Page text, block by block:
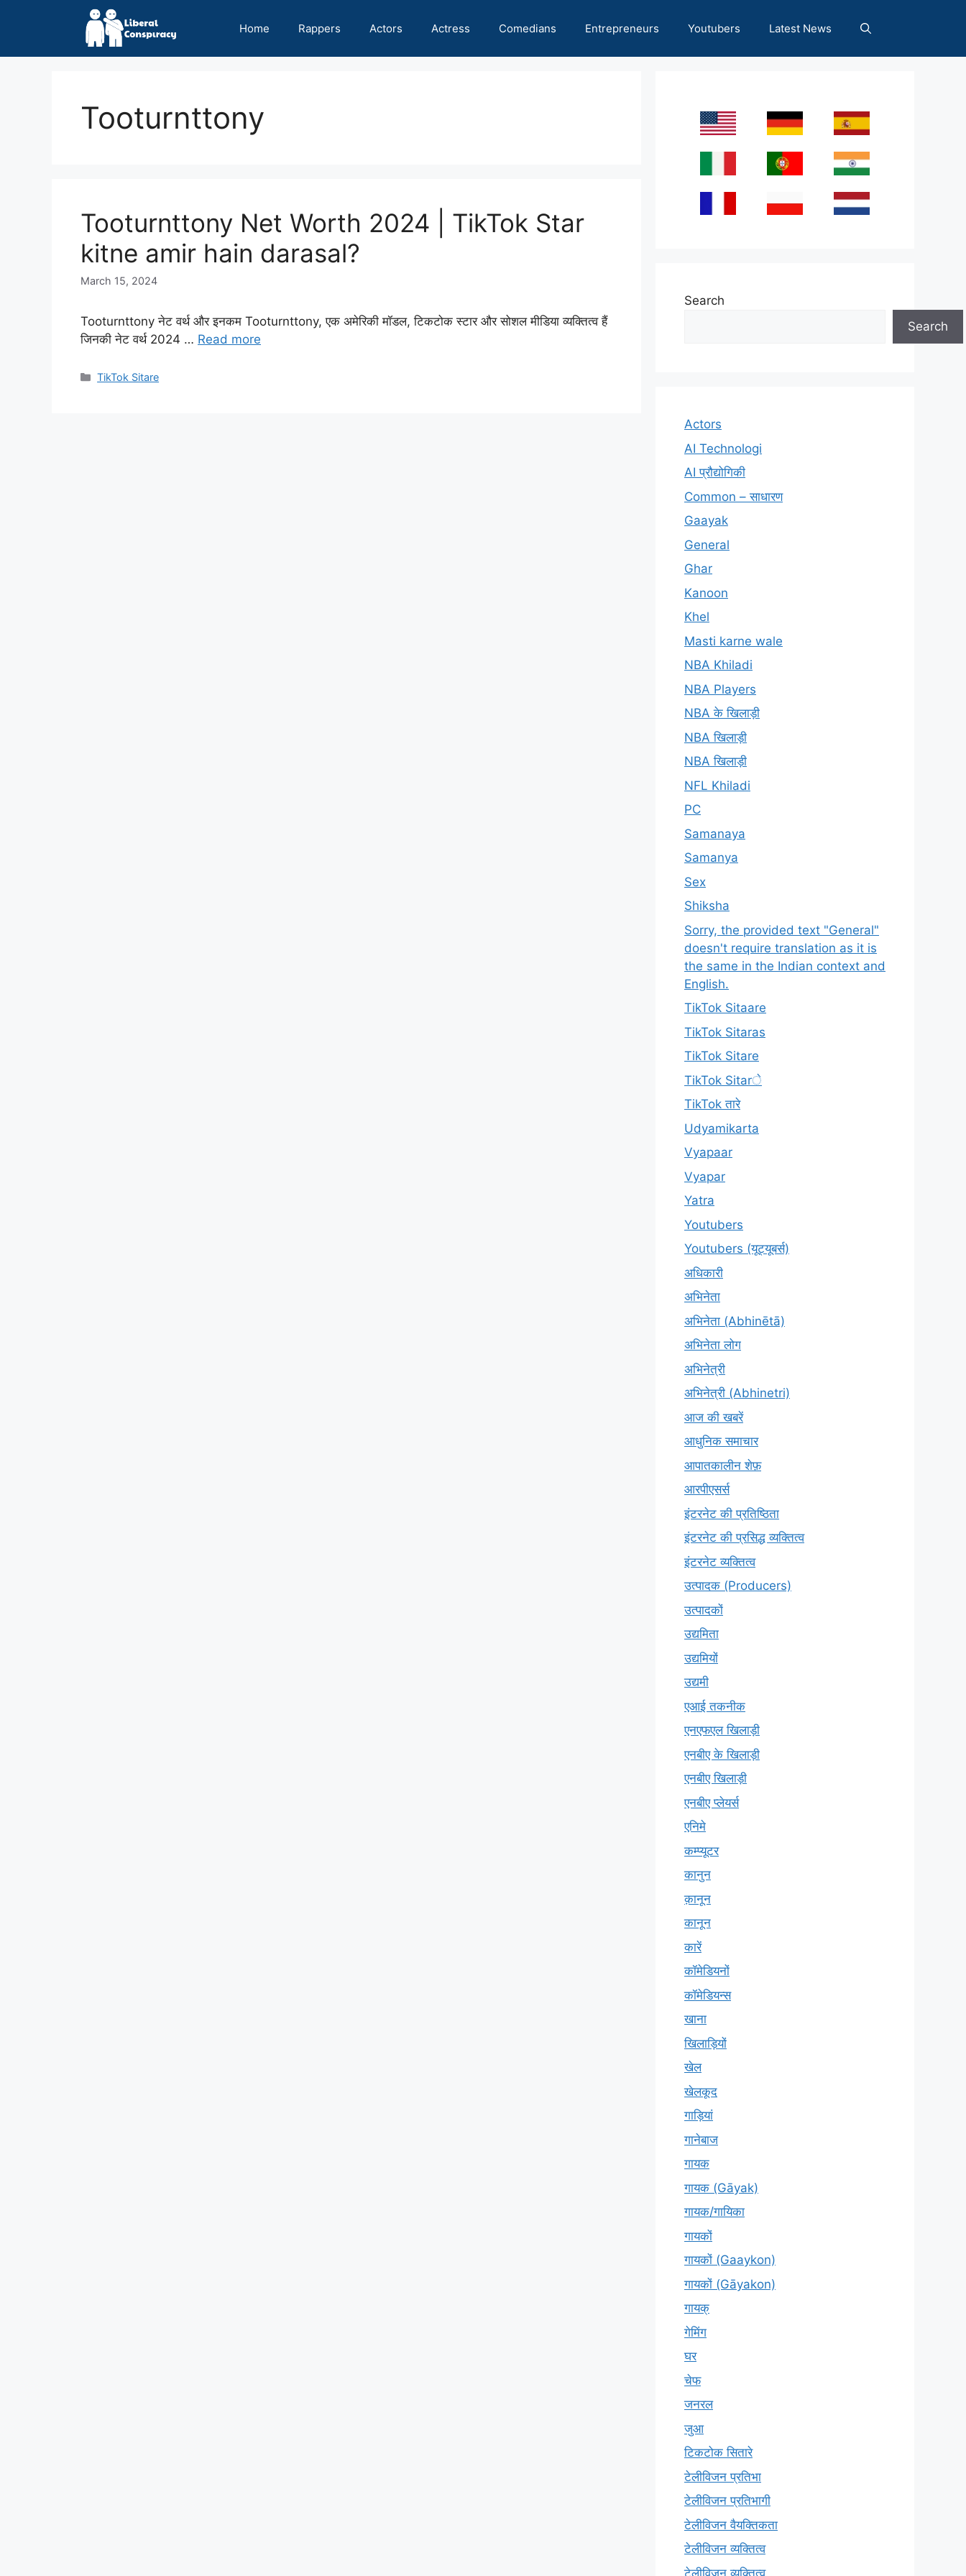
Home Rappers Actors Actress Comedians Entrepreneurs Youtubers Latest News
Tooturnttony
Tooturnttony Net Worth 2024 | TikTok Star
kitne amir hain darasal?
March 15, 2024
Tooturnttony नेट वर्थ और इनकम Tooturnttony, एक अमेरिकी मॉडल, टिकटोक स्टार और सोशल मीडिया व्यक्तित्व हैं
जिनकी नेट वर्थ 2024 … Read more
Categories
TikTok Sitare
Search
Search
Actors
AI Technologi
AI प्रौद्योगिकी
Common – साधारण
Gaayak
General
Ghar
Kanoon
Khel
Masti karne wale
NBA Khiladi
NBA Players
NBA के खिलाड़ी
NBA खिलाड़ी
NBA खिलाड़ी
NFL Khiladi
PC
Samanaya
Samanya
Sex
Shiksha
Sorry, the provided text "General"
doesn't require translation as it is
the same in the Indian context and
English.
TikTok Sitaare
TikTok Sitaras
TikTok Sitare
TikTok Sitarे
TikTok तारे
Udyamikarta
Vyapaar
Vyapar
Yatra
Youtubers
Youtubers (यूट्यूबर्स)
अधिकारी
अभिनेता
अभिनेता (Abhinētā)
अभिनेता लोग
अभिनेत्री
अभिनेत्री (Abhinetri)
आज की खबरें
आधुनिक समाचार
आपातकालीन शेफ़
आरपीएसर्स
इंटरनेट की प्रतिष्ठिता
इंटरनेट की प्रसिद्ध व्यक्तित्व
इंटरनेट व्यक्तित्व
उत्पादक (Producers)
उत्पादकों
उद्यमिता
उद्यमियों
उद्यमी
एआई तकनीक
एनएफएल खिलाड़ी
एनबीए के खिलाड़ी
एनबीए खिलाड़ी
एनबीए प्लेयर्स
एनिमे
कम्प्यूटर
कानुन
क़ानून
कानून
कारें
कॉमेडियनों
कॉमेडियन्स
खाना
खिलाड़ियों
खेल
खेलकूद
गाड़ियां
गानेबाज
गायक
गायक (Gāyak)
गायक/गायिका
गायकों
गायकों (Gaaykon)
गायकों (Gāyakon)
गायक्
गेमिंग
घर
चेफ
जनरल
जुआ
टिकटोक सितारे
टेलीविजन प्रतिभा
टेलीविजन प्रतिभागी
टेलीविजन वैयक्तिकता
टेलीविजन व्यक्तित्व
टेलीविज़न व्यक्तित्व